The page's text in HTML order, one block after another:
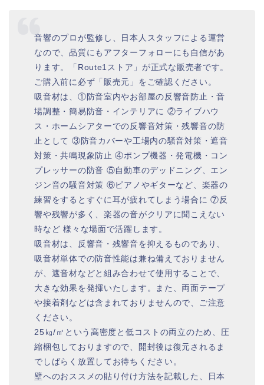
音響のプロが監修し、日本人スタッフによる運営
なので、品質にもアフターフォローにも自信があ
ります。「Route1ストア」が正式な販売者です。
ご購入前に必ず「販売元」をご確認ください。
吸音材は、①防音室内やお部屋の反響音防止・音
場調整・簡易防音・インテリアに ②ライブハウ
ス・ホームシアターでの反響音対策・残響音の防
止として ③防音カバーや工場内の騒音対策・遮音
対策・共鳴現象防止 ④ポンプ機器・発電機・コン
プレッサーの防音 ⑤自動車のデッドニング、エン
ジン音の騒音対策 ⑥ピアノやギターなど、楽器の
練習をするとすぐに耳が疲れてしまう場合に ⑦反
響や残響が多く、楽器の音がクリアに聞こえない
時など 様々な場面で活躍します。
吸音材は、反響音・残響音を抑えるものであり、
吸音材単体での防音性能は兼ね備えておりません
が、遮音材などと組み合わせて使用することで、
大きな効果を発揮いたします。また、両面テープ
や接着剤などは含まれておりませんので、ご注意
ください。
25㎏/㎥という高密度と低コストの両立のため、圧
縮梱包しておりますので、開封後は復元されるま
でしばらく放置してお待ちください。
壁へのおススメの貼り付け方法を記載した、日本